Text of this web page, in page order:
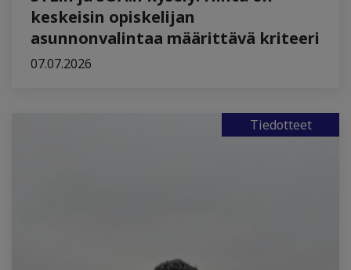
keskeisin opiskelijan
asunnonvalintaa määrittävä kriteeri
07.07.2026
Tiedotteet